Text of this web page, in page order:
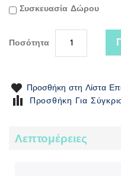
Συσκευασία Δώρου
Ποσότητα
Προσθήκη στη Λίστα
Προσθήκη Για
Λεπτομέρειες